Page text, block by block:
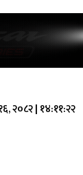
२०८२| १४:११:२२